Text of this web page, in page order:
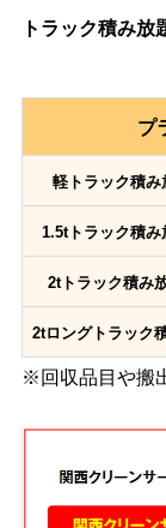
トラック積み放
プ
軽トラック積
1.5tトラック積
2tトラック積み
2tロングトラック
※回収品目や搬